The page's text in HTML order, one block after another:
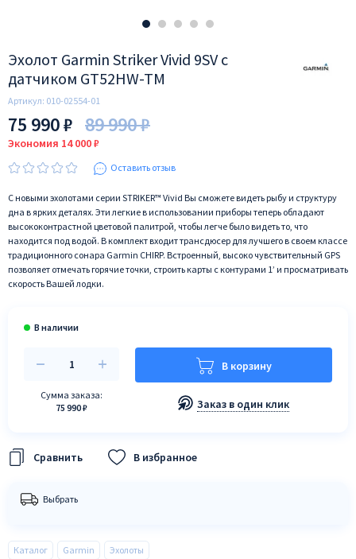
Эхолот Garmin Striker Vivid 9SV с
датчиком GT52HW-TM
Артикул: 010-02554-01
75 990 ₽ 89 990 ₽
Экономия 14 000 ₽
Оставить отзыв
С новыми эхолотами серии STRIKER™ Vivid Вы сможете видеть рыбу и структуру
дна в ярких деталях. Эти легкие в использовании приборы теперь обладают
высококонтрастной цветовой палитрой, чтобы легче было видеть то, что
находится под водой. В комплект входит трансдюсер для лучшего в своем классе
традиционного сонара Garmin CHIRP. Встроенный, высоко чувствительный GPS
позволяет отмечать горячие точки, строить карты с контурами 1’ и просматривать
скорость Вашей лодки.
Сумма заказа:
75 990 ₽
В корзину
Заказ в один клик
В избранное
Выбрать
Каталог Garmin Эхолоты